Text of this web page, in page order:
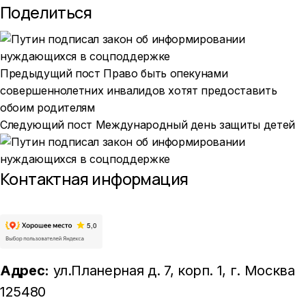
Поделиться
Предыдущий пост Право быть опекунами
совершеннолетних инвалидов хотят предоставить
обоим родителям
Следующий пост Международный день защиты детей
Контактная информация
Адрес: ул.Планерная д. 7, корп. 1, г. Москва
125480